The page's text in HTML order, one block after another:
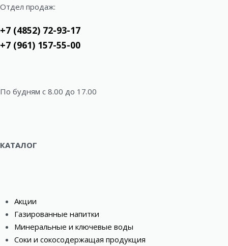
Отдел продаж:
+7 (4852) 72-93-17
+7 (961) 157-55-00
По будням c 8.00 до 17.00
КАТАЛОГ
Акции
Газированные напитки
Минеральные и ключевые воды
Соки и сокосодержащая продукция